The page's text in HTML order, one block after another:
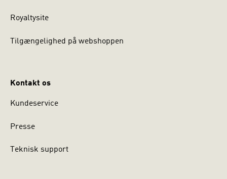
Royaltysite
Tilgængelighed på webshoppen
Kontakt os
Kundeservice
Presse
Teknisk support